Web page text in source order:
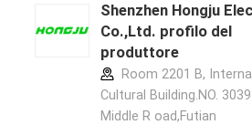
Shenzhen Hongju
Co.,Ltd. profilo del
produttore
Room 2201 B,
Cultural Building.NO.
Middle R oad,Futian